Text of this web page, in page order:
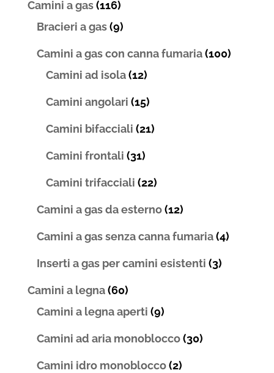
Camini a gas (116)
Bracieri a gas (9)
Camini a gas con canna fumaria (100)
Camini ad isola (12)
Camini angolari (15)
Camini bifacciali (21)
Camini frontali (31)
Camini trifacciali (22)
Camini a gas da esterno (12)
Camini a gas senza canna fumaria (4)
Inserti a gas per camini esistenti (3)
Camini a legna (60)
Camini a legna aperti (9)
Camini ad aria monoblocco (30)
Camini idro monoblocco (2)